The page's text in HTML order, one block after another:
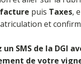
puis Taxes,
et
SMS de la DGI
de votre